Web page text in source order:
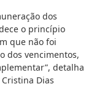
dos
o princípio
que não foi
dos vencimentos,
detalha
Dias